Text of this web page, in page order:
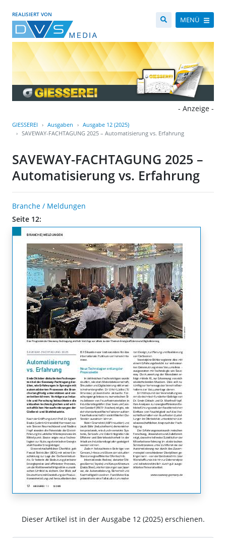
REALISIERT VON
MENÜ
- Anzeige -
GIESSEREI Ausgaben
Ausgabe 12 (2025)
SAVEWAY-FACHTAGUNG 2025 – Automatisierung vs. Erfahrung
SAVEWAY-FACHTAGUNG 2025 –
Automatisierung vs. Erfahrung
Branche / Meldungen
Seite 12:
Dieser Artikel ist in der Ausgabe 12 (2025) erschienen.